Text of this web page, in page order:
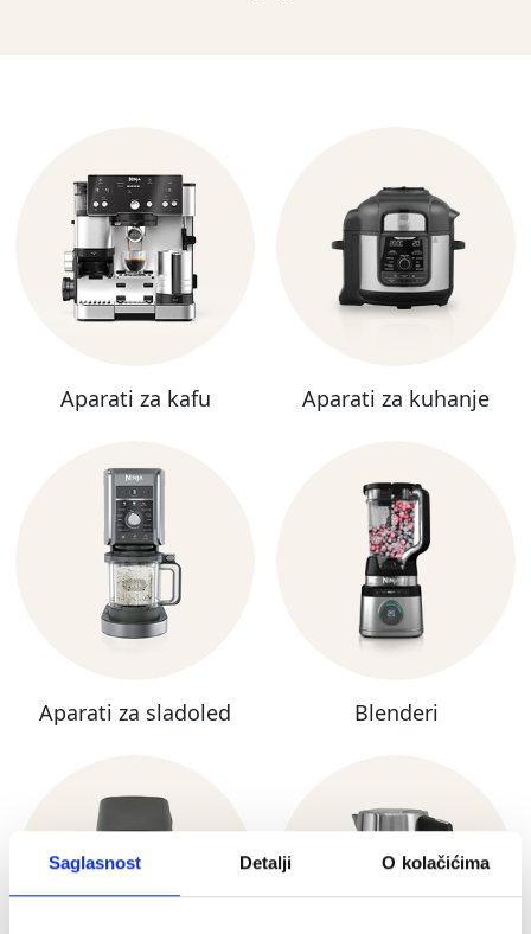
Saglasnost Detalji O kolačićima
Aparati za kafu Aparati za kuhanje
Aparati za sladoled Blenderi